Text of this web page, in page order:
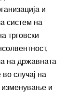
и
систем на
трговски
на државната
случај на
изменување и